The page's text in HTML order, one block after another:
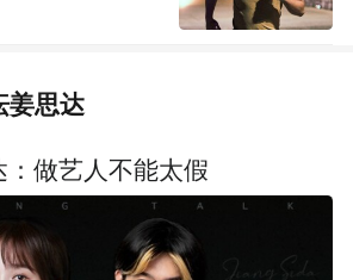
姜思达
：做艺人不能太假